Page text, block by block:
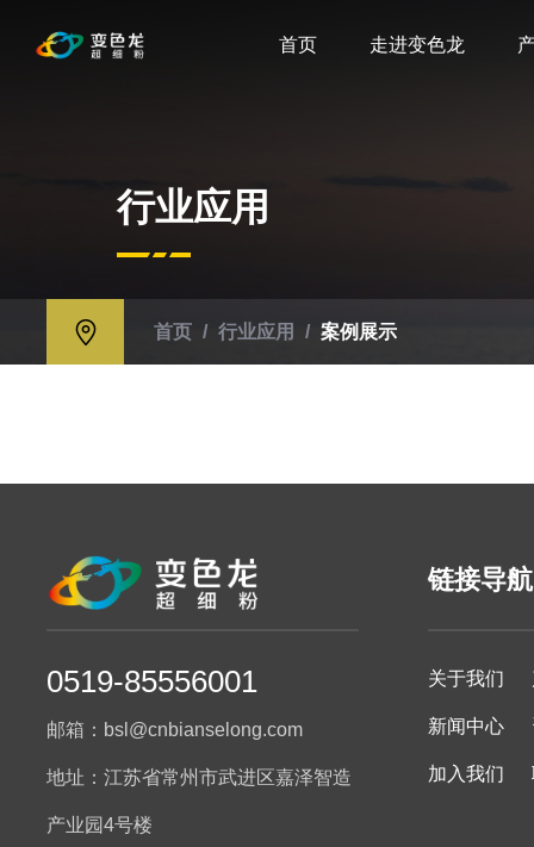
首页 走进变色龙
行业应用
首页 / 行业应用 / 案例展示
0519-85556001
邮箱：bsl@cnbianselong.com
地址：江苏省常州市武进区嘉泽智造
产业园4号楼
链接导航
关于我们
新闻中心
加入我们